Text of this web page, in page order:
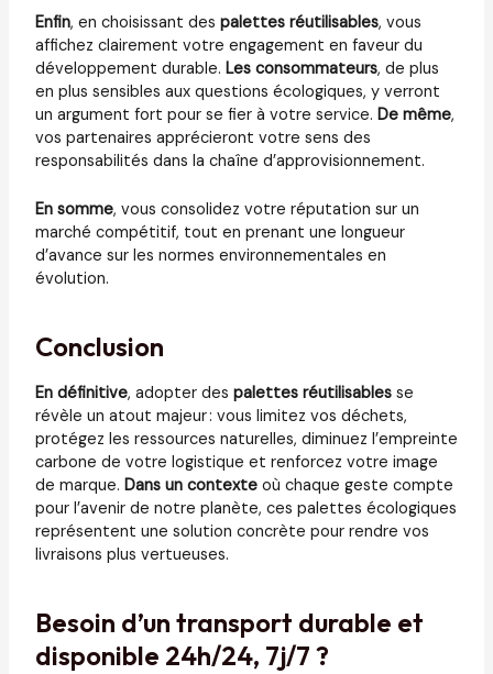
Enfin, en choisissant des palettes réutilisables, vous
affichez clairement votre engagement en faveur du
développement durable. Les consommateurs, de plus
en plus sensibles aux questions écologiques, y verront
un argument fort pour se fier à votre service. De même,
vos partenaires apprécieront votre sens des
responsabilités dans la chaîne d’approvisionnement.
En somme, vous consolidez votre réputation sur un
marché compétitif, tout en prenant une longueur
d’avance sur les normes environnementales en
évolution.
Conclusion
En définitive, adopter des palettes réutilisablesse
révèle un atout majeur : vous limitez vos déchets,
protégez les ressources naturelles, diminuez l’empreinte
carbone de votre logistique et renforcez votre image
de marque. Dans un contexteoù chaque geste compte
pour l’avenir de notre planète, ces palettes écologiques
représentent une solution concrète pour rendre vos
livraisons plus vertueuses.
Besoin d’un transport durable et
disponible 24h/24, 7j/7 ?